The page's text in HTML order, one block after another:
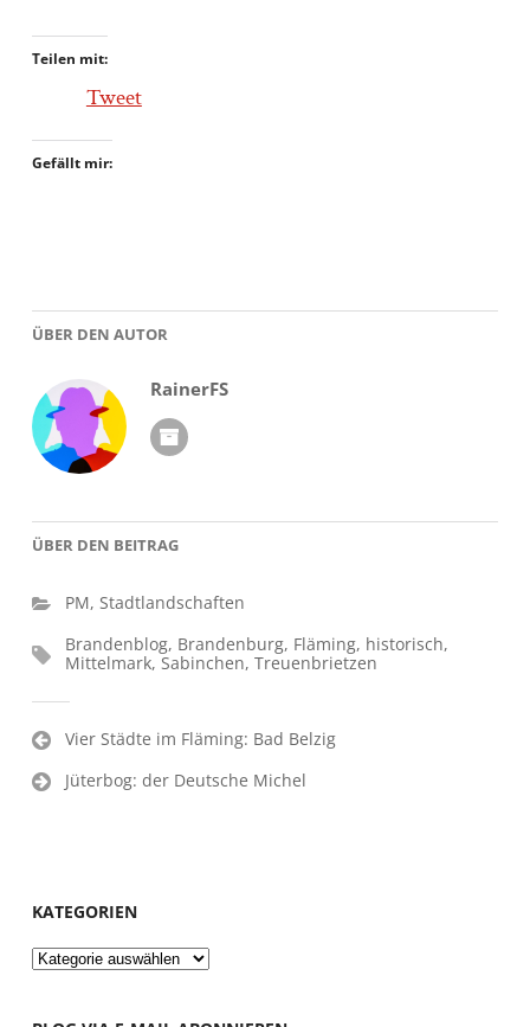
Teilen mit:
Tweet
Gefällt mir:
ÜBER DEN AUTOR
RainerFS
ÜBER DEN BEITRAG
PM, Stadtlandschaften
Brandenblog, Brandenburg, Fläming, historisch,
Mittelmark, Sabinchen, Treuenbrietzen
Beitragsnavigation
Vier Städte im Fläming: Bad Belzig
Jüterbog: der Deutsche Michel
KATEGORIEN
Kategorien